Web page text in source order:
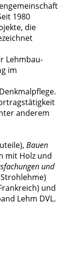
1980
die
Lehmbau-
im
anderem
Bauen
mit Holz und
und
und
Lehm DVL.